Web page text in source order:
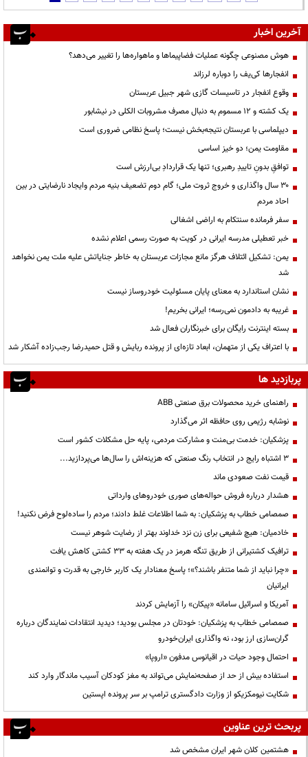
آخرین اخبار
هوش مصنوعی چگونه عملیات فضاپیماها و ماهواره‌ها را تغییر می‌دهد؟
انفجارها کی‌یف را دوباره لرزاند
وقوع انفجار در تاسیسات گازی شهر جبیل عربستان
یک کشته و ۱۲ مسموم به دنبال مصرف مشروبات الکلی در نیشابور
دیپلماسی با عربستان نتیجه‌بخش نیست؛ پاسخ نظامی ضروری است
مقاومت یمن؛ دو خیز اساسی
توافقِ بدونِ تاییدِ رهبری؛ تنها یک قراردادِ بی‌ارزش است
۳۰ سال واگذاری و خروج ثروت ملی؛ گام دوم تضعیف بنیه مردم وایجاد نارضایتی در بین
احاد مردم
سفر فرمانده سنتکام به اراضی اشغالی
خبر تعطیلی مدرسه ایرانی در کویت به صورت رسمی اعلام نشده
یمن: تشکیل ائتلاف هرگز مانع مجازات عربستان به خاطر جنایاتش علیه ملت یمن نخواهد
شد
نشان استاندارد به معنای پایان مسئولیت خودروساز نیست
غریبه به دادمون نمی‌رسه؛ ایرانی بخریم!
بسته اینترنت رایگان برای خبرنگاران فعال شد
با اعتراف یکی از متهمان، ابعاد تازه‌ای از پرونده ربایش و قتل حمیدرضا رجب‌زاده آشکار شد
پربازدید ها
راهنمای خرید محصولات برق صنعتی ABB
نوشابه رژیمی روی حافظه اثر می‌گذارد
پزشکیان: خدمت بی‌منت و مشارکت مردمی، پایه حل مشکلات کشور است
3 اشتباه رایج در انتخاب رنگ صنعتی که هزینه‌اش را سال‌ها می‌پردازید...
قیمت نفت صعودی ماند
هشدار درباره فروش حواله‌های صوری خودروهای وارداتی
صمصامی خطاب به پزشکیان: به شما اطلاعات غلط دادند؛ مردم را ساده‌لوح فرض نکنید!
خادمیان: هیچ شفیعی برای زن نزد خداوند بهتر از رضایت شوهر نیست
ترافیک کشتیرانی از طریق تنگه هرمز در یک هفته به ۳۳ کشتی کاهش یافت
«چرا نباید از شما متنفر باشند؟»؛ پاسخ معنادار یک کاربر خارجی به قدرت و توانمندی
ایرانیان
آمریکا و اسرائیل سامانه «پیکان» را آزمایش کردند
صمصامی خطاب به پزشکیان: خودتان در مجلس بودید؛ دیدید انتقادات نمایندگان درباره
گران‌سازی ارز بود، نه واگذاری ایران‌خودرو
احتمال وجود حیات در اقیانوس مدفون «اروپا»
استفاده بیش از حد از صفحه‌نمایش می‌تواند به مغز کودکان آسیب ماندگار وارد کند
شکایت نیومکزیکو از وزارت دادگستری ترامپ بر سر پرونده اپستین
پربحث ترین عناوین
هشتمین کلان شهر ایران مشخص شد